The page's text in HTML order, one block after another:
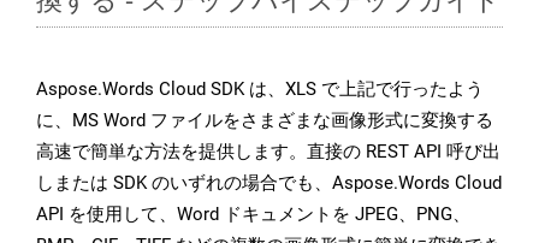
Aspose.Words Cloud SDK は、XLS で上記で行ったよう
に、MS Word ファイルをさまざまな画像形式に変換する
高速で簡単な方法を提供します。直接の REST API 呼び出
しまたは SDK のいずれの場合でも、Aspose.Words Cloud
API を使用して、Word ドキュメントを JPEG、PNG、